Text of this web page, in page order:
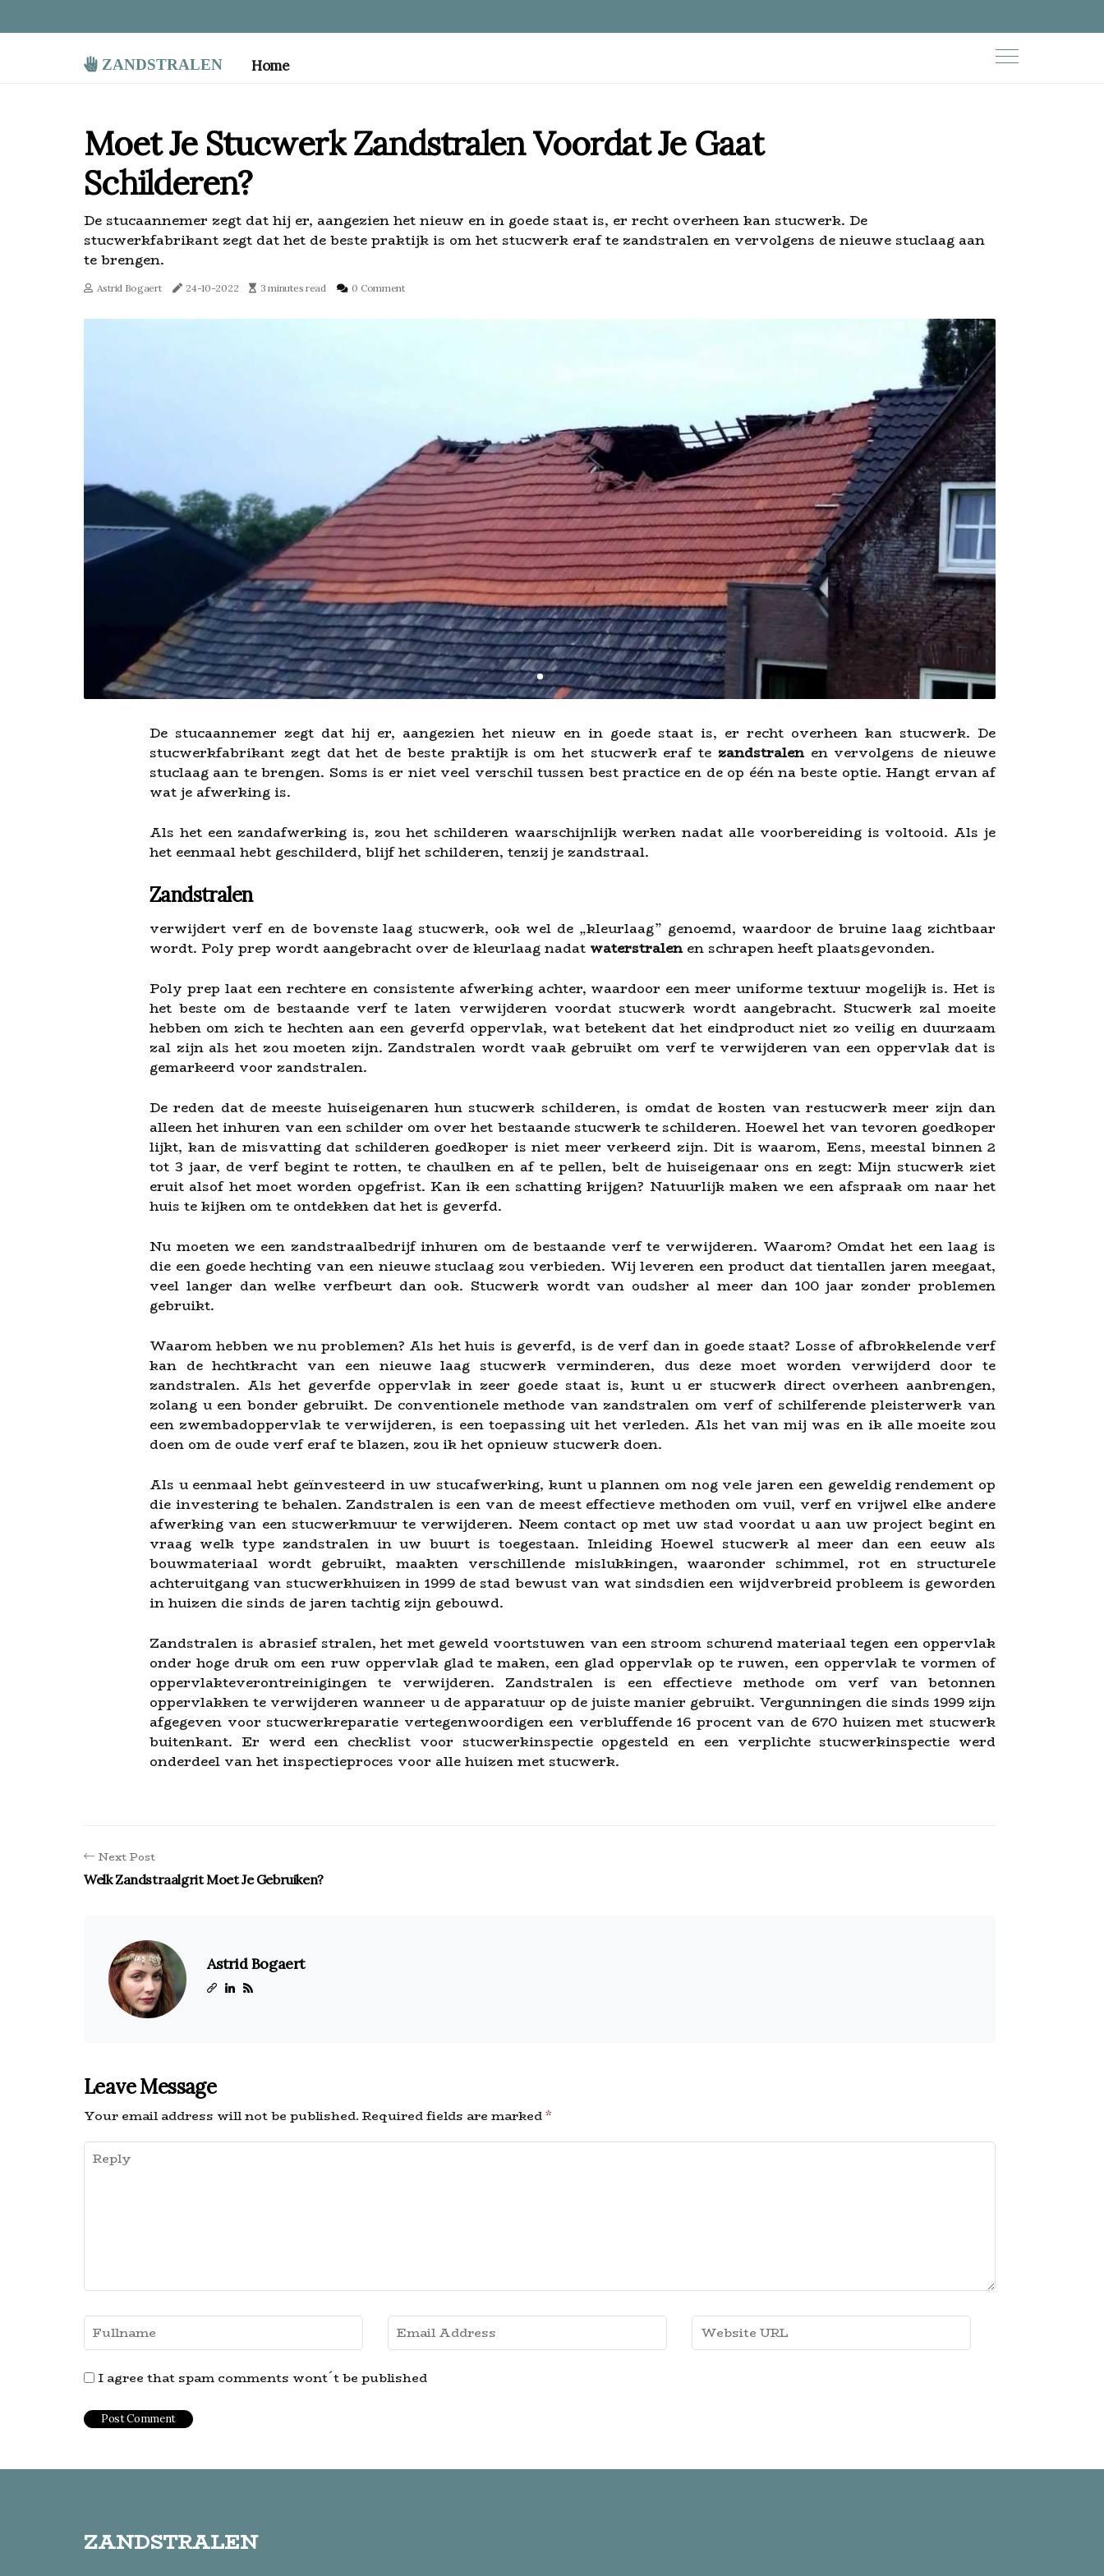
zandstralen Home
Moet Je Stucwerk Zandstralen Voordat Je Gaat
Schilderen?
De stucaannemer zegt dat hij er, aangezien het nieuw en in goede staat is, er recht overheen kan stucwerk. De
stucwerkfabrikant zegt dat het de beste praktijk is om het stucwerk eraf te zandstralen en vervolgens de nieuwe stuclaag aan
te brengen.
Astrid Bogaert 24-10-2022 3 minutes read 0 Comment
De stucaannemer zegt dat hij er, aangezien het nieuw en in goede staat is, er recht overheen kan stucwerk. De
stucwerkfabrikant zegt dat het de beste praktijk is om het stucwerk eraf te zandstralenen vervolgens de nieuwe
stuclaag aan te brengen. Soms is er niet veel verschil tussen best practice en de op één na beste optie. Hangt ervan af
wat je afwerking is.
Als het een zandafwerking is, zou het schilderen waarschijnlijk werken nadat alle voorbereiding is voltooid. Als je
het eenmaal hebt geschilderd, blijf het schilderen, tenzij je zandstraal.
Zandstralen
verwijdert verf en de bovenste laag stucwerk, ook wel de „kleurlaag” genoemd, waardoor de bruine laag zichtbaar
wordt. Poly prep wordt aangebracht over de kleurlaag nadat waterstralenen schrapen heeft plaatsgevonden.
Poly prep laat een rechtere en consistente afwerking achter, waardoor een meer uniforme textuur mogelijk is. Het is
het beste om de bestaande verf te laten verwijderen voordat stucwerk wordt aangebracht. Stucwerk zal moeite
hebben om zich te hechten aan een geverfd oppervlak, wat betekent dat het eindproduct niet zo veilig en duurzaam
zal zijn als het zou moeten zijn. Zandstralen wordt vaak gebruikt om verf te verwijderen van een oppervlak dat is
gemarkeerd voor zandstralen.
De reden dat de meeste huiseigenaren hun stucwerk schilderen, is omdat de kosten van restucwerk meer zijn dan
alleen het inhuren van een schilder om over het bestaande stucwerk te schilderen. Hoewel het van tevoren goedkoper
lijkt, kan de misvatting dat schilderen goedkoper is niet meer verkeerd zijn. Dit is waarom, Eens, meestal binnen 2
tot 3 jaar, de verf begint te rotten, te chaulken en af te pellen, belt de huiseigenaar ons en zegt: Mijn stucwerk ziet
eruit alsof het moet worden opgefrist. Kan ik een schatting krijgen? Natuurlijk maken we een afspraak om naar het
huis te kijken om te ontdekken dat het is geverfd.
Nu moeten we een zandstraalbedrijf inhuren om de bestaande verf te verwijderen. Waarom? Omdat het een laag is
die een goede hechting van een nieuwe stuclaag zou verbieden. Wij leveren een product dat tientallen jaren meegaat,
veel langer dan welke verfbeurt dan ook. Stucwerk wordt van oudsher al meer dan 100 jaar zonder problemen
gebruikt.
Waarom hebben we nu problemen? Als het huis is geverfd, is de verf dan in goede staat? Losse of afbrokkelende verf
kan de hechtkracht van een nieuwe laag stucwerk verminderen, dus deze moet worden verwijderd door te
zandstralen. Als het geverfde oppervlak in zeer goede staat is, kunt u er stucwerk direct overheen aanbrengen,
zolang u een bonder gebruikt. De conventionele methode van zandstralen om verf of schilferende pleisterwerk van
een zwembadoppervlak te verwijderen, is een toepassing uit het verleden. Als het van mij was en ik alle moeite zou
doen om de oude verf eraf te blazen, zou ik het opnieuw stucwerk doen.
Als u eenmaal hebt geïnvesteerd in uw stucafwerking, kunt u plannen om nog vele jaren een geweldig rendement op
die investering te behalen. Zandstralen is een van de meest effectieve methoden om vuil, verf en vrijwel elke andere
afwerking van een stucwerkmuur te verwijderen. Neem contact op met uw stad voordat u aan uw project begint en
vraag welk type zandstralen in uw buurt is toegestaan. Inleiding Hoewel stucwerk al meer dan een eeuw als
bouwmateriaal wordt gebruikt, maakten verschillende mislukkingen, waaronder schimmel, rot en structurele
achteruitgang van stucwerkhuizen in 1999 de stad bewust van wat sindsdien een wijdverbreid probleem is geworden
in huizen die sinds de jaren tachtig zijn gebouwd.
Zandstralen is abrasief stralen, het met geweld voortstuwen van een stroom schurend materiaal tegen een oppervlak
onder hoge druk om een ruw oppervlak glad te maken, een glad oppervlak op te ruwen, een oppervlak te vormen of
oppervlakteverontreinigingen te verwijderen. Zandstralen is een effectieve methode om verf van betonnen
oppervlakken te verwijderen wanneer u de apparatuur op de juiste manier gebruikt. Vergunningen die sinds 1999 zijn
afgegeven voor stucwerkreparatie vertegenwoordigen een verbluffende 16 procent van de 670 huizen met stucwerk
buitenkant. Er werd een checklist voor stucwerkinspectie opgesteld en een verplichte stucwerkinspectie werd
onderdeel van het inspectieproces voor alle huizen met stucwerk.
Next Post
Welk Zandstraalgrit Moet Je Gebruiken?
Astrid Bogaert
Leave Message
Your email address will not be published. Required fields are marked*
I agree that spam comments wont´t be published
zandstralen